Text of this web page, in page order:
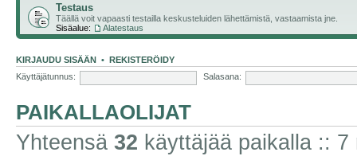
Testaus
Täällä voit vapaasti testailla keskusteluiden lähettämistä, vastaamista jne.
Sisäalue:
Alatestaus
KIRJAUDU SISÄÄN • REKISTERÖIDY
Käyttäjätunnus:
Salasana:
PAIKALLAOLIJAT
Yhteensä 32 käyttäjää paikalla ::